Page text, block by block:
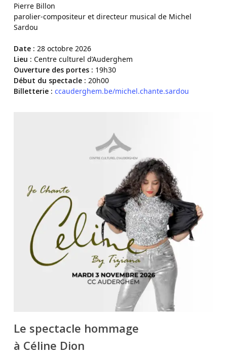
Pierre Billon
parolier-compositeur et directeur musical de Michel
Sardou
Date : 28 octobre 2026
Lieu : Centre culturel d’Auderghem
Ouverture des portes : 19h30
Début du spectacle : 20h00
Billetterie : ccauderghem.be/michel.chante.sardou
Le spectacle hommage
à Céline Dion